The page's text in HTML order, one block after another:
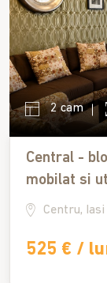
2 cam
Central -
mobilat si
Centru, Iasi
525 € /